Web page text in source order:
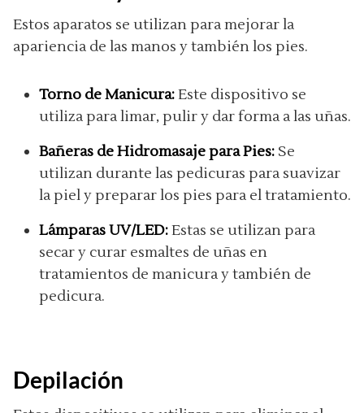
Estos aparatos se utilizan para mejorar la
apariencia de las manos y también los pies.
Torno de Manicura:Este dispositivo se
utiliza para limar, pulir y dar forma a las uñas.
Bañeras de Hidromasaje para Pies: Se
utilizan durante las pedicuras para suavizar
la piel y preparar los pies para el tratamiento.
Lámparas UV/LED:Estas se utilizan para
secar y curar esmaltes de uñas en
tratamientos de manicura y también de
pedicura.
Depilación